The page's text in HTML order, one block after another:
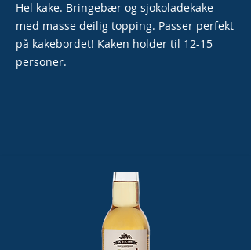
Hel kake. Bringebær og sjokoladekake
med masse deilig topping. Passer perfekt
på kakebordet! Kaken holder til 12-15
personer.